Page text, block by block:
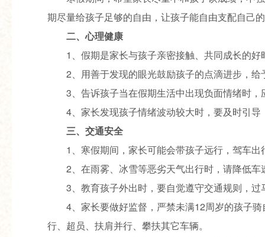
期尽量给孩子足够的自由，让孩子能自由支配自己
二、心理健康
1、假期是家长与孩子亲密接触、共同成长的
2、用善于发现的眼光鼓励孩子的点滴进步，
3、告诉孩子当在假期生活中出现负面情绪时
4、家长发现孩子情绪波动较大时，要及时引
三、交通安全
1、寒假期间，家长可能会带孩子远行，驾车
2、在雨雾、冰雪等恶劣天气出行时，请降低
3、教育孩子外出时，要自觉遵守交通规则，
4、家长要做好监督，严禁未满12周岁的孩子
行、超员、扶肩并行、攀扶其它车辆。